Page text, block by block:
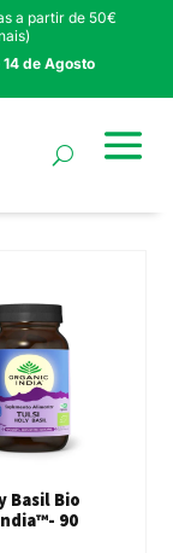
a partir de 50€
de Agosto
Basil Bio
90